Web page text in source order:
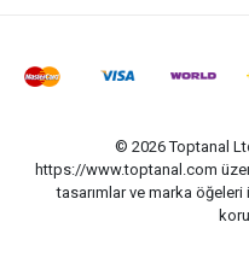
© 2026 Toptanal
https://www.toptanal.com
tasarımlar ve marka